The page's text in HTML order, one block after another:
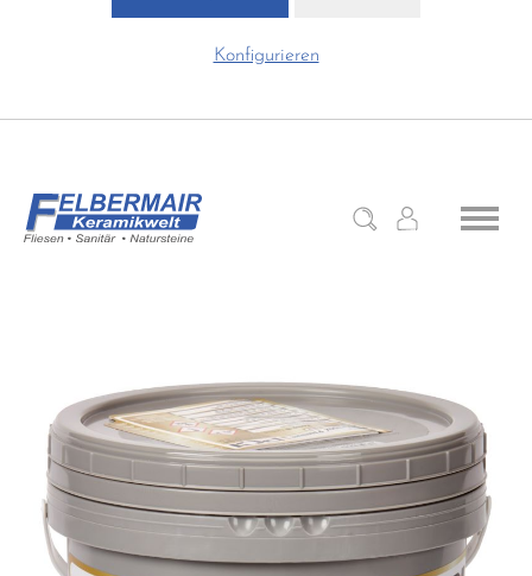
Konfigurieren